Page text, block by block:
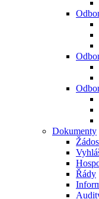
Dokumenty
Řády